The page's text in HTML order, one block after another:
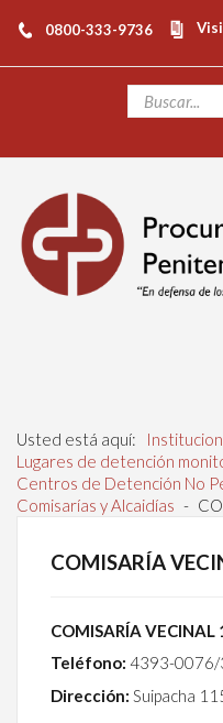
0800-333-9736
Usted está aquí:
Lugares de detención
Centros de Detención No
Comisarías y Alcaidías -
COMISARÍA
COMISARÍA VECINAL
Teléfono: 4393-
Dirección: Suipacha